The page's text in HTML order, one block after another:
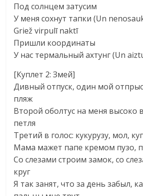
Под солнцем затусим
У меня сохнут тапки (Un
Griež virpulī naktī
Пришли координаты
У нас термальный ахтунг (Un
[Куплет 2: Змей]
Дивный отпуск, один мой
пляж
Второй оболтус на меня высоко
петля
Третий в голос: кукурузу, мол,
Мама мажет папе кремом пузо,
Со слезами строим замок, со
круг
Я так занят, что за день забыл,